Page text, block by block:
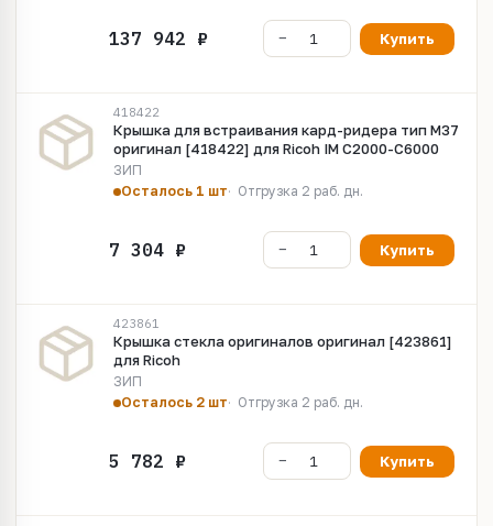
Купить
418422
Крышка для встраивания кард-ридера тип M37
оригинал [418422] для Ricoh IM C2000-C6000
ЗИП
Осталось 1 шт
Отгрузка 2 раб. дн.
Купить
423861
Крышка стекла оригиналов оригинал [423861]
для Ricoh
ЗИП
Осталось 2 шт
Отгрузка 2 раб. дн.
Купить